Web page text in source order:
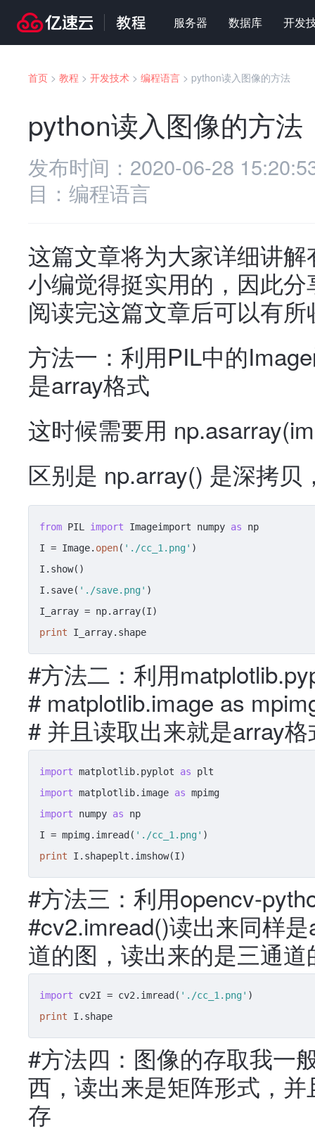
服务器 数据库 开发
首页 > 教程 > 开发技术 > 编程语言 > python读入图像的方法
python读入图像的方法
发布时间： 2020-06-28
目： 编程语言
这篇文章将为大家详细讲
小编觉得挺实用的，因此
阅读完这篇文章后可以有所
方法一：利用PIL中的
是array格式
这时候需要用
区别是 np.array() 是深拷
from PIL import Imageimport numpy as np
I = Image. open( './cc_1.png' )
I.show()
I.save( './save.png' )
print I_array.shape
#方法二：利用
# matplotlib.image as
# 并且读取出来就是array格
import matplotlib.pyplot as
import matplotlib.image as
import numpy as np
I = mpimg.imread( './cc_1.png'
print I.shapeplt.imshow(I)
#方法三：利用opencv-
#cv2.imread()读出来同样
道的图，读出来的是三通道
import cv2I = cv2.imread( './cc_1.png'
print I.shape
#方法四：图像的存取我一
西，读出来是矩阵形式，
存